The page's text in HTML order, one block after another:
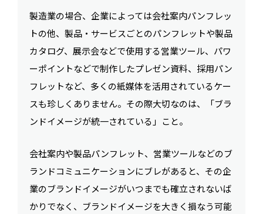
製造業の場合、企業によっては会社案内パンフレッ
トの他、製品・サービスごとのパンフレットや製品
カタログ、展示会などで使用する営業ツール、パワ
ーポイントなどで制作したプレゼン資料、採用パン
フレットなど、多くの紙媒体を活用されているケー
スも珍しくありません。その際大切なのは、「ブラ
ンドイメージが統一されている」こと。
会社案内や製品パンフレット、営業ツールなどのブ
ランドコミュニケーションにブレがあると、その企
業のブランドイメージがいつまでも確立されないば
かりでなく、ブランドイメージを大きく損なう可能